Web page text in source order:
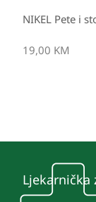
NIKEL Pete i
19,00 KM
Ljekarnička